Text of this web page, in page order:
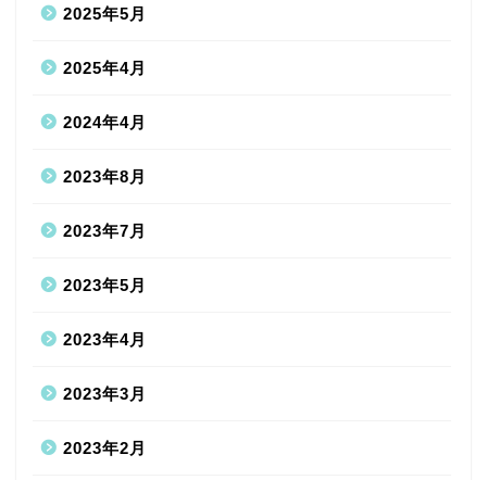
2025年5月
2025年4月
2024年4月
2023年8月
2023年7月
2023年5月
2023年4月
2023年3月
2023年2月